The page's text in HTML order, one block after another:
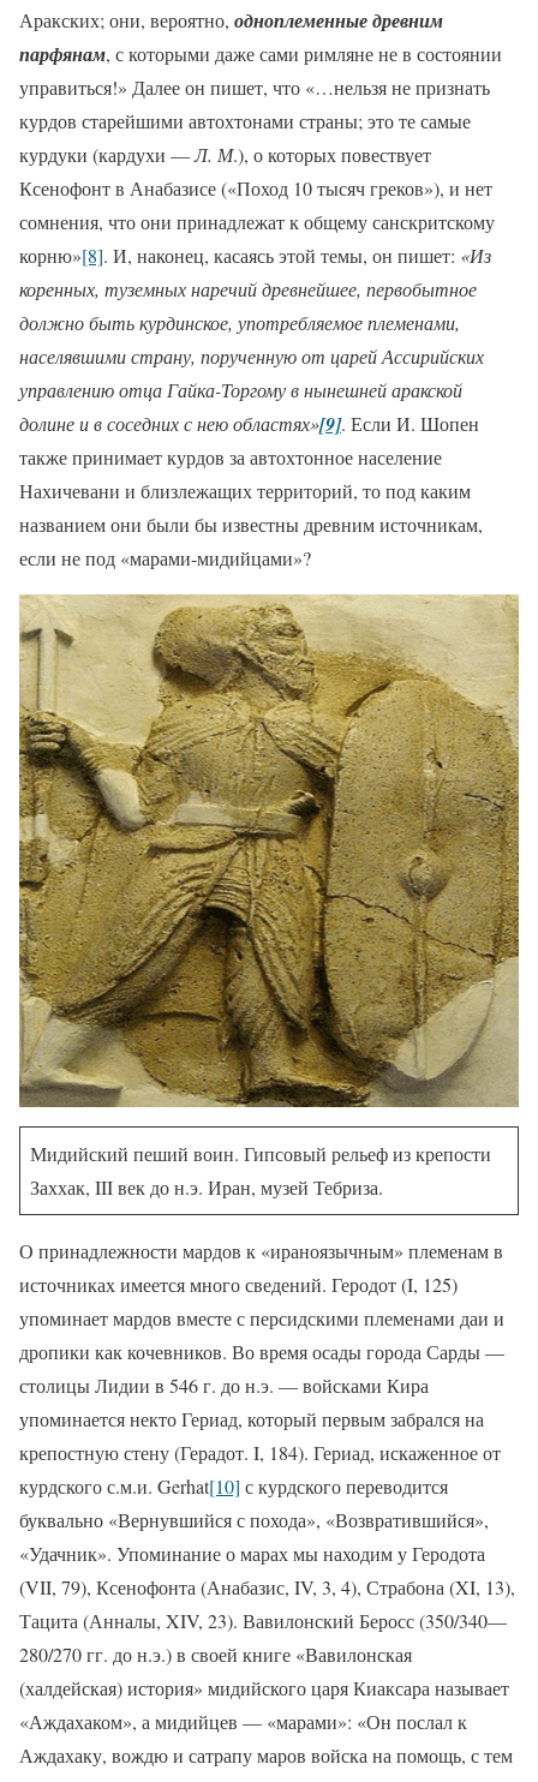
Аракских; они, вероятно, одноплеменные древним
парфянам, с которыми даже сами римляне не в состоянии
управиться!» Далее он пишет, что «…нельзя не признать
курдов старейшими автохтонами страны; это те самые
курдуки (кардухи —Л. М.), о которых повествует
Ксенофонт в Анабазисе («Поход 10 тысяч греков»), и нет
сомнения, что они принадлежат к общему санскритскому
корню»[8]. И, наконец, касаясь этой темы, он пишет: «Из
коренных, туземных наречий древнейшее, первобытное
должно быть курдинское, употребляемое племенами,
населявшими страну, порученную от царей Ассирийских
управлению отца Гайка-Торгому в нынешней аракской
долине и в соседних с нею областях»[9]. Если И. Шопен
также принимает курдов за автохтонное население
Нахичевани и близлежащих территорий, то под каким
названием они были бы известны древним источникам,
если не под «марами-мидийцами»?
Мидийский пеший воин. Гипсовый рельеф из крепости
Заххак, III век до н.э. Иран, музей Тебриза.
О принадлежности мардов к «ираноязычным» племенам в
источниках имеется много сведений. Геродот (I, 125)
упоминает мардов вместе с персидскими племенами даи и
дропики как кочевников. Во время осады города Сарды —
столицы Лидии в 546 г. до н.э. — войсками Кира
упоминается некто Гериад, который первым забрался на
крепостную стену (Герадот. I, 184). Гериад, искаженное от
курдского с.м.и. Gerhat[10] с курдского переводится
буквально «Вернувшийся с похода», «Возвратившийся»,
«Удачник». Упоминание о марах мы находим у Геродота
(VII, 79), Ксенофонта (Анабазис, IV, 3, 4), Страбона (XI, 13),
Тацита (Анналы, XIV, 23). Вавилонский Беросс (350/340—
280/270 гг. до н.э.) в своей книге «Вавилонская
(халдейская) история» мидийского царя Киаксара называет
«Аждахаком», а мидийцев — «марами»: «Он послал к
Аждахаку, вождю и сатрапу маров войска на помощь, с тем